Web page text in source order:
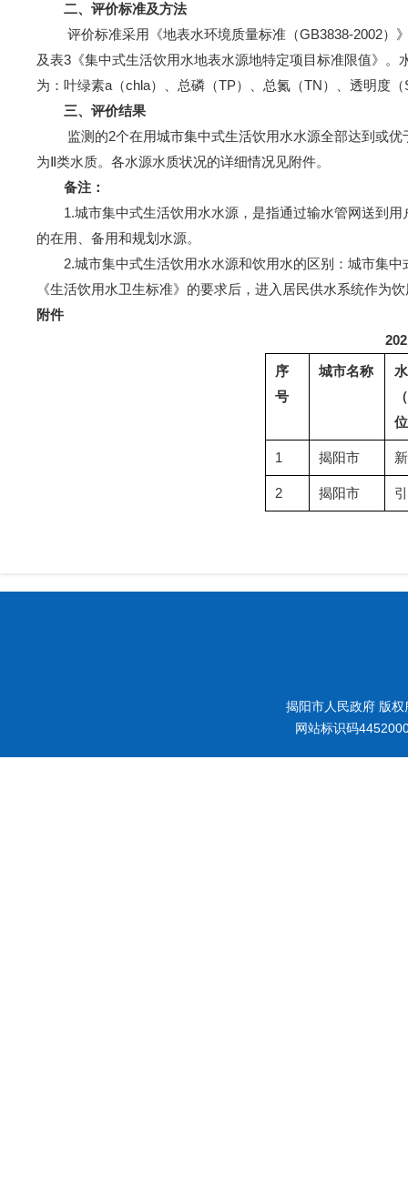
二、评价标准及方法
评价标准采用《地表水环境质量标准（GB3838-2002）》
及表3《集中式生活饮用水地表水源地特定项目标准限值》
为：叶绿素a（chla）、总磷（TP）、总氮（TN）、透明度
三、评价结果
监测的2个在用城市集中式生活饮用水水源全部达到或优
为Ⅱ类水质。各水源水质状况的详细情况见附件。
备注：
1.城市集中式生活饮用水水源，是指通过输水管网送到用
的在用、备用和规划水源。
2.城市集中式生活饮用水水源和饮用水的区别：城市集中
《生活饮用水卫生标准》的要求后，进入居民供水系统作为
附件
20
序
号
城市名称
1 揭阳市
2 揭阳市
揭阳市人民政府 版
网站标识码